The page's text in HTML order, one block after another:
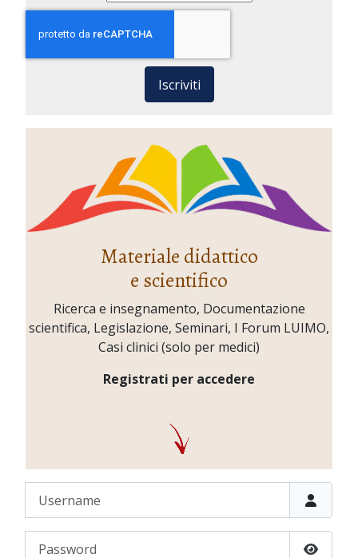
Iscriviti
Materiale didattico
e scientifico
Ricerca e insegnamento, Documentazione
scientifica, Legislazione, Seminari, I Forum LUIMO,
Casi clinici (solo per medici)
Registrati per accedere
Password